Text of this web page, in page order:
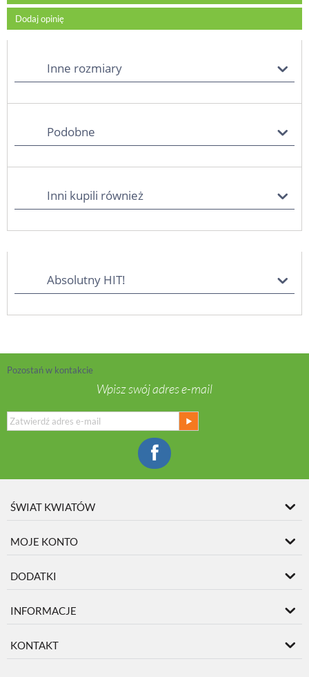
Dodaj opinię
Inne rozmiary
Podobne
Inni kupili również
Absolutny HIT!
Pozostań w kontakcie
Wpisz swój adres e-mail
ŚWIAT KWIATÓW
MOJE KONTO
DODATKI
INFORMACJE
KONTAKT